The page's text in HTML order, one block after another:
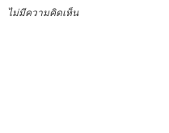
ไม่มีความคิดเห็น